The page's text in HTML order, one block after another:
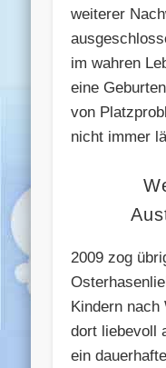
weiterer
im wahren
eine
von
nicht immer
2009 zog
Kindern nach
dort liebevoll
ein